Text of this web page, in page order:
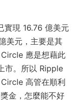
現 16.76 億美元
美元，主要是其
應是想藉此
市。所以 Ripple
高管在順利
金，怎麼能不好